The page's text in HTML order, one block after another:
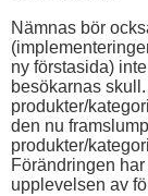
Nämnas bör
ny förstasida)
besökarnas
produkter/
den nu
produkter/
Förändringen
upplevelsen av